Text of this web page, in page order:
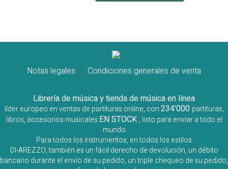
Notas legales Condiciones generales de venta
Librería de música y tienda de música en línea
líder europeo en ventas de partituras online, con234'000 partituras,
libros, accesorios musicales EN STOCK , listo para enviar a todo el
mundo
Para todos los instrumentos, en todos los estilos
DI-AREZZO, también es un fácil derecho de devolución, un débito
bancario durante el envío de su pedido, un triple chequeo de su pedido,